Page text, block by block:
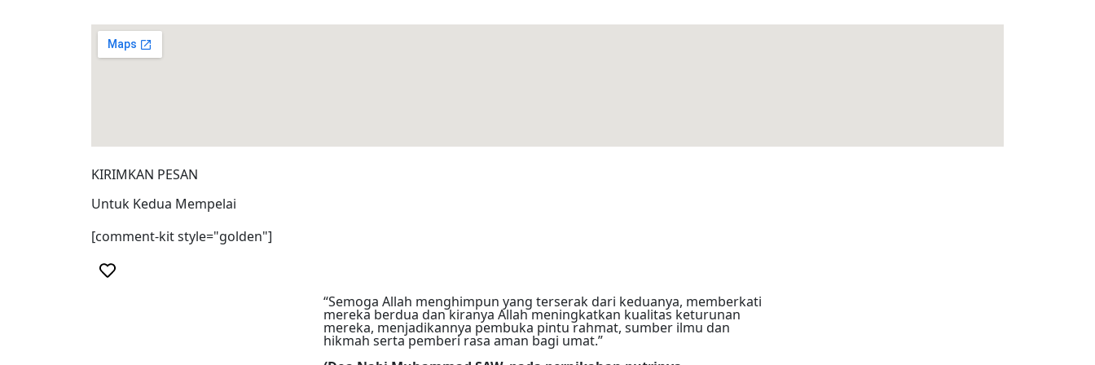
KIRIMKAN PESAN
Untuk Kedua Mempelai
[comment-kit style="golden"]
“Semoga Allah menghimpun yang terserak dari keduanya, memberkati
mereka berdua dan kiranya Allah meningkatkan kualitas keturunan
mereka, menjadikannya pembuka pintu rahmat, sumber ilmu dan
hikmah serta pemberi rasa aman bagi umat.”